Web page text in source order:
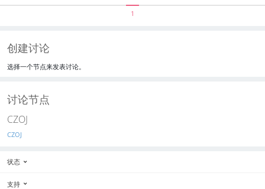
1
创建讨论
选择一个节点来发表讨论。
讨论节点
CZOJ
CZOJ
状态
支持